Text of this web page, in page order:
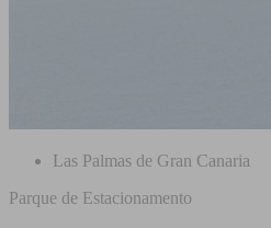
Las Palmas de Gran Canaria
Parque de Estacionamento